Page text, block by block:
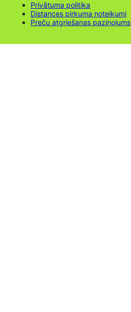
Privātuma politika
Distances pirkuma noteikumi
Preču atgriešanas paziņojums